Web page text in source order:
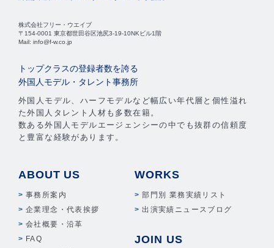
株式会社フリー・ウエイブ
〒154-0001 東京都世田谷区池尻3-19-10NKビル1階
Mail: info@f-w.co.jp
トップクラスの登録者数を誇る
外国人モデル・タレント事務所
外国人モデル、ハーフモデルなど幅広い年代層と個性溢れ
た外国人タレント人材も多数在籍。
数ある外国人モデルエージェンシーの中でも抜群の信頼度
と豊富な経験があります。
ABOUT US
事務所案内
企業理念・代表挨拶
会社概要・沿革
FAQ
WORKS
部門別 業務実績リスト
出演実績ニュースブログ
JOIN US